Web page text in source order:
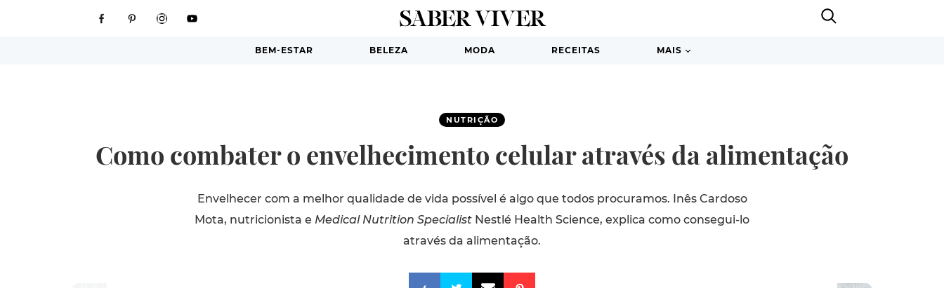
BEM-ESTAR BELEZA MODA RECEITAS MAIS
NUTRIÇÃO
Como combater o envelhecimento celular através da alimentação
Envelhecer com a melhor qualidade de vida possível é algo que todos procuramos. Inês Cardoso
Mota, nutricionista e Medical Nutrition Specialist Nestlé Health Science, explica como consegui-lo
através da alimentação.